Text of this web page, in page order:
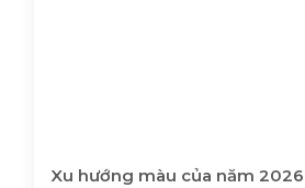
Xu hướng màu của năm